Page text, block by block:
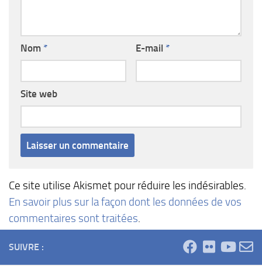
Nom * E-mail *
Site web
Ce site utilise Akismet pour réduire les indésirables.
En savoir plus sur la façon dont les données de vos
commentaires sont traitées.
SUIVRE :